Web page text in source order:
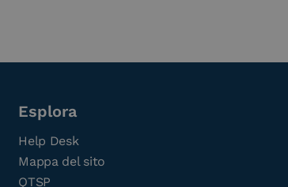
Esplora
Help Desk
Mappa del sito
QTSP